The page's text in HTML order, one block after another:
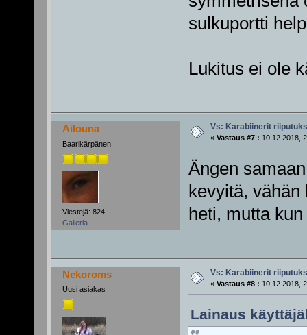
sulkuportti
Lukitus ei ole
Ailouna
Baarikärpänen
Viestejä: 824
Galleria
Vs: Karabiinerit
« Vastaus #7 : 10.12.2018,
Ängen
kevyitä,
heti, mutta
Nekoroms
Uusi asiakas
Vs: Karabiinerit
« Vastaus #8 : 10.12.2018,
Lainaus